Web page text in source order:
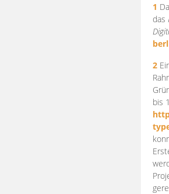
1
das
2
bis